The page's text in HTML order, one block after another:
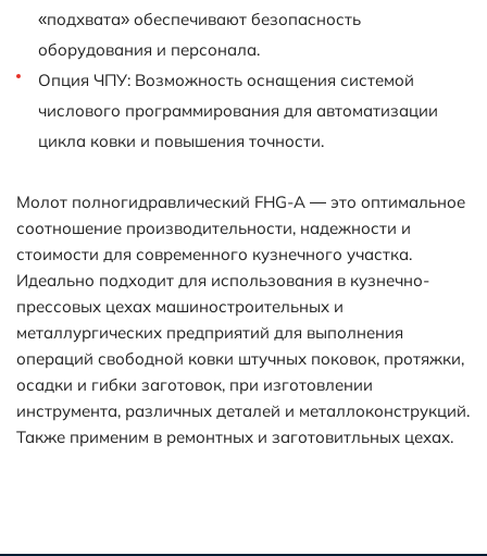
«подхвата» обеспечивают безопасность
оборудования и персонала.
Опция ЧПУ: Возможность оснащения системой
числового программирования для автоматизации
цикла ковки и повышения точности.
Молот полногидравлический FHG-A — это оптимальное
соотношение производительности, надежности и
стоимости для современного кузнечного участка.
Идеально подходит для использования в кузнечно-
прессовых цехах машиностроительных и
металлургических предприятий для выполнения
операций свободной ковки штучных поковок, протяжки,
осадки и гибки заготовок, при изготовлении
инструмента, различных деталей и металлоконструкций.
Также применим в ремонтных и заготовитльных цехах.